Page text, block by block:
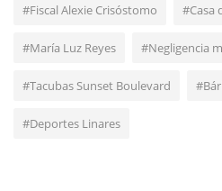
#Fiscal Alexie Crisóstomo #Casa
#María Luz Reyes #Negligencia
#Tacubas Sunset Boulevard
#Deportes Linares